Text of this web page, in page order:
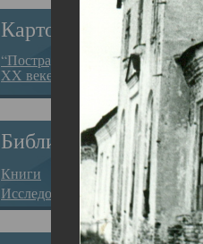
Картотека
“Пострадавшие за веру в
XX веке на Севере”
Библиотека
Книги
Исследования